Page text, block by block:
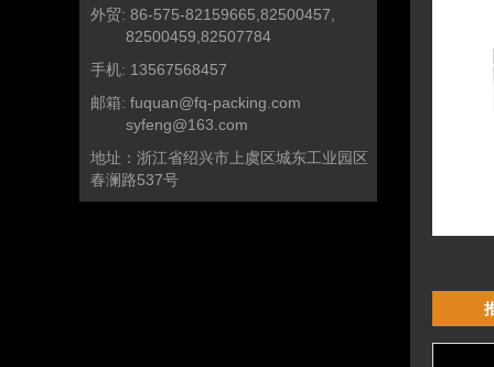
外贸: 86-575-82159665,82500457,
82500459,82507784
手机: 13567568457
邮箱: fuquan@fq-packing.com
syfeng@163.com
地址： 浙江省绍兴市上虞区城东工业园区
春澜路537号